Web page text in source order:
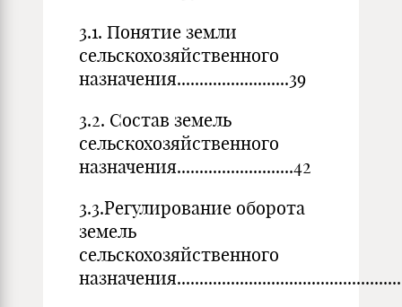
3.1. Понятие земли
сельскохозяйственного
назначения.........................39
3.2. Состав земель
сельскохозяйственного
назначения..........................42
3.3.Регулирование оборота
земель
сельскохозяйственного